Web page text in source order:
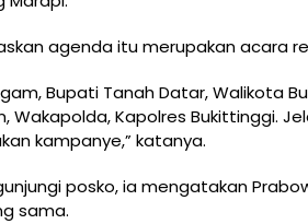
agenda itu merupakan acara
Bupati Tanah Datar, Walikota
Wakapolda, Kapolres Bukittinggi.
kampanye,” katanya.
posko, ia mengatakan
sama.